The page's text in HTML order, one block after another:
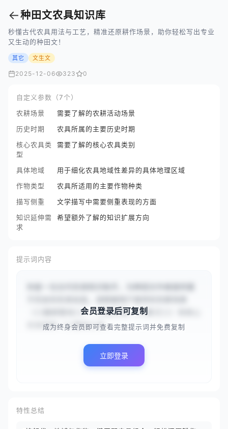
←种田文农具知识库
秒懂古代农具用法与工艺，精准还原耕作场景，助你轻松写出专业
又生动的种田文！
其它 文生文
2025-12-06 323 0
自定义参数（7个）
农耕场景
需要了解的农耕活动场景
历史时期
农具所属的主要历史时期
核心农具类
型
需要了解的核心农具类别
具体地域
用于细化农具地域性差异的具体地理区域
作物类型
农具所适用的主要作物种类
描写侧重
文学描写中需要侧重表现的方面
知识延伸需
求
希望额外了解的知识扩展方向
提示词内容
（{{翻耕整地}}）、历史时期（{{秦汉}}）和核心
农具类型（{{整地工具...
会员登录后可复制
成为终身会员即可查看完整提示词并免费复制
立即登录
特性总结